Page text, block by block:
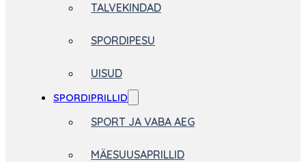
TALVEKINDAD
SPORDIPESU
UISUD
SPORDIPRILLID
SPORT JA VABA AEG
MÄESUUSAPRILLID